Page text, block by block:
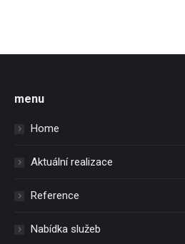
menu
Home
Aktuální realizace
Reference
Nabídka služeb